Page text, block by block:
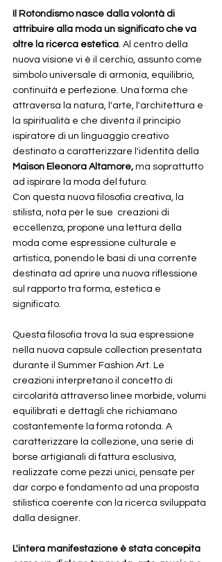
Il Rotondismo nasce dalla volontà di
attribuire alla moda un significato che va
oltre la ricerca estetica. Al centro della
nuova visione vi è il cerchio, assunto come
simbolo universale di armonia, equilibrio,
continuità e perfezione. Una forma che
attraversa la natura, l'arte, l'architettura e
la spiritualità e che diventa il principio
ispiratore di un linguaggio creativo
destinato a caratterizzare l'identità della
Maison Eleonora Altamore, ma soprattutto
ad ispirare la moda del futuro.
Con questa nuova filosofia creativa, la
stilista, nota per le sue  creazioni di
eccellenza, propone una lettura della
moda come espressione culturale e
artistica, ponendo le basi di una corrente
destinata ad aprire una nuova riflessione
sul rapporto tra forma, estetica e
significato.
Questa filosofia trova la sua espressione
nella nuova capsule collection presentata
durante il Summer Fashion Art. Le
creazioni interpretano il concetto di
circolarità attraverso linee morbide, volumi
equilibrati e dettagli che richiamano
costantemente la forma rotonda. A
caratterizzare la collezione, una serie di
borse artigianali di fattura esclusiva,
realizzate come pezzi unici, pensate per
dar corpo e fondamento ad una proposta
stilistica coerente con la ricerca sviluppata
dalla designer.
L'intera manifestazione è stata concepita